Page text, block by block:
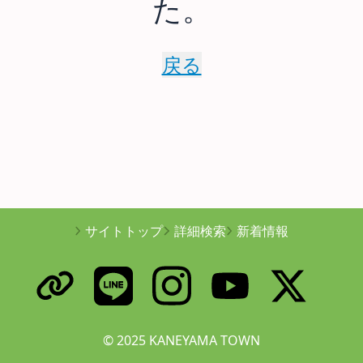
た。
戻る
サイトトップ 詳細検索 新着情報
© 2025 KANEYAMA TOWN